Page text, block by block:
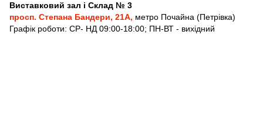
Виставковий зал і Склад № 3
просп. Степана Бандери, 21А, метро Почайна (Петрівка)
Графік роботи: СР- НД 09:00-18:00; ПН-ВТ - вихідний